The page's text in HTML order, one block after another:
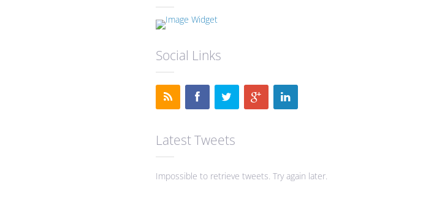
Social Links
Latest Tweets
Impossible to retrieve tweets. Try again later.